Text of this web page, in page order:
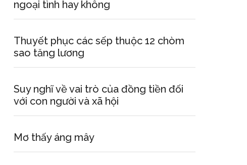
ngoại tình hay không
Thuyết phục các sếp thuộc 12 chòm
sao tăng lương
Suy nghĩ về vai trò của đồng tiền đối
với con người và xã hội
Mơ thấy áng mây